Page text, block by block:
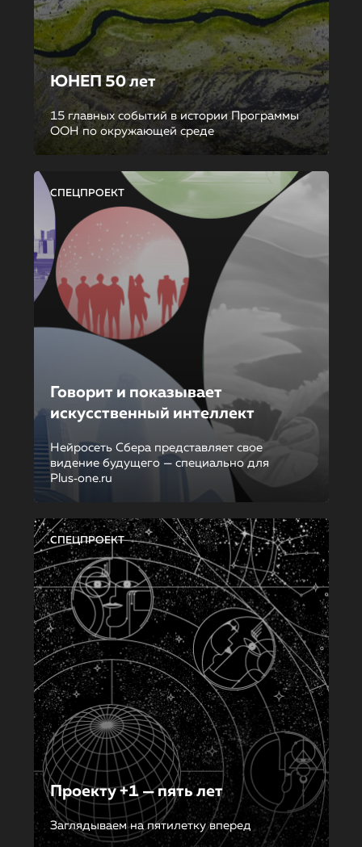
ЮНЕП 50 лет
15 главных событий в истории Программы
ООН по окружающей среде
СПЕЦПРОЕКТ
Говорит и показывает
искусственный интеллект
Нейросеть Сбера представляет свое
видение будущего — специально для
Plus‑one.ru
СПЕЦПРОЕКТ
Проекту +1 — пять лет
Заглядываем на пятилетку вперед